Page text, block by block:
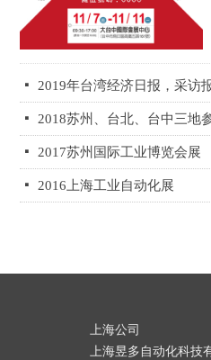
넷 2019年台湾经济日报，采访
넷 2018苏州、台北、台中三地
넷 2017苏州国际工业博览会展
넷 2016上海工业自动化展
上海公司
上海昱多自动化科技